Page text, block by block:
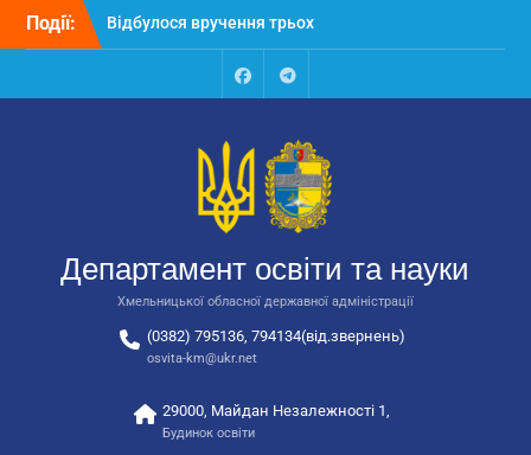
Перейти
Події:
Відбулося засідання
колегії Департаменту
освіти та науки обласної
державної адміністрації
відповідальних за
національно-патріотичне
FacebookTalegram
Департамент освіти та науки
Хмельницької обласної державної адміністрації
(0382) 795136, 794134(від.звернень)
osvita-km@ukr.net
29000, Майдан Незалежності 1,
Будинок освіти